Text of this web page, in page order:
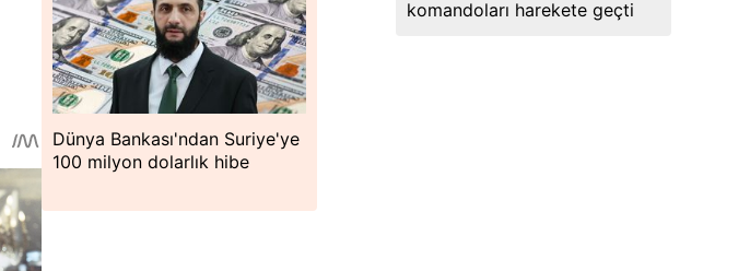
Dünya Bankası'ndan Suriye'ye
100 milyon dolarlık hibe
komandoları harekete geçti